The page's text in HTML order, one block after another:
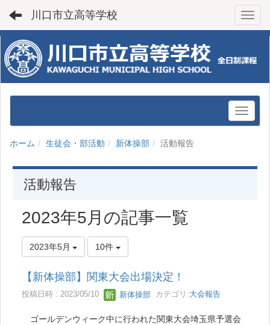
川口市立高等学校
ホーム 生徒会・部活動 新体操部 活動報告
活動報告
2023年5月の記事一覧
2023年5月 10件
【新体操部】関東大会出場決定！
投稿日時 : 2023/05/10 新体操部 カテゴリ:大会報告
ゴールデンウィーク中に行われた関東大会埼玉県予選会